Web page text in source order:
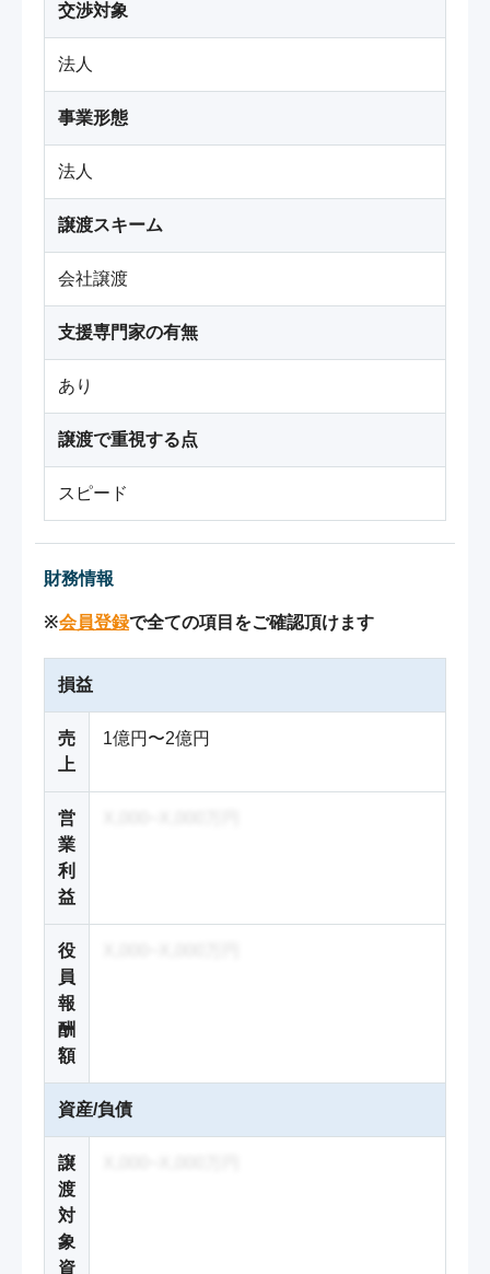
交渉対象
法人
事業形態
法人
譲渡スキーム
会社譲渡
支援専門家の有無
あり
譲渡で重視する点
スピード
財務情報
※会員登録で全ての項目をご確認頂けます
損益
売
上
1億円〜2億円
営
業
利
益
役
員
報
酬
額
資産/負債
譲
渡
対
象
資